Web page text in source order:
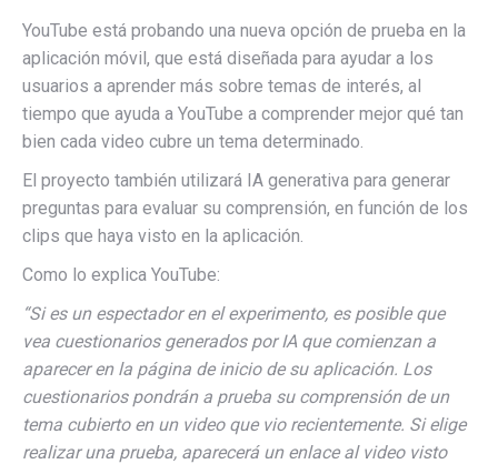
YouTube está probando una nueva opción de prueba en la
aplicación móvil, que está diseñada para ayudar a los
usuarios a aprender más sobre temas de interés, al
tiempo que ayuda a YouTube a comprender mejor qué tan
bien cada video cubre un tema determinado.
El proyecto también utilizará IA generativa para generar
preguntas para evaluar su comprensión, en función de los
clips que haya visto en la aplicación.
Como lo explica YouTube:
“Si es un espectador en el experimento, es posible que
vea cuestionarios generados por IA que comienzan a
aparecer en la página de inicio de su aplicación. Los
cuestionarios pondrán a prueba su comprensión de un
tema cubierto en un video que vio recientemente. Si elige
realizar una prueba, aparecerá un enlace al video visto